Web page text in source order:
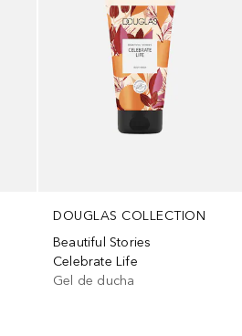
DOUGLAS COLLECTION
Beautiful Stories
Celebrate Life
Gel de ducha